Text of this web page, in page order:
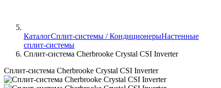
КаталогСплит-системы / КондиционерыНастенные
сплит-системы
Сплит-система Cherbrooke Crystal CSI Inverter
Сплит-система Cherbrooke Crystal CSI Inverter